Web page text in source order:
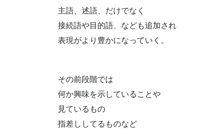
主語、述語、だけでなく
接続語や目的語、なども追加され
表現がより豊かになっていく。
その前段階では
何か興味を示していることや
見ているもの
指差ししてるものなど